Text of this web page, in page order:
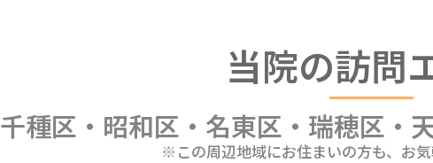
当院の訪問
千種区・昭和区・名東区・瑞穂区・
※この周辺地域にお住まいの方も、お気